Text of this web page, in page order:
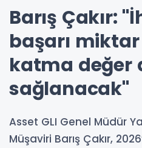
Barış Çakır:
başarı
katma değer
sağlanacak"
Asset GLI Genel Müdür
Müşaviri Barış Çakır,